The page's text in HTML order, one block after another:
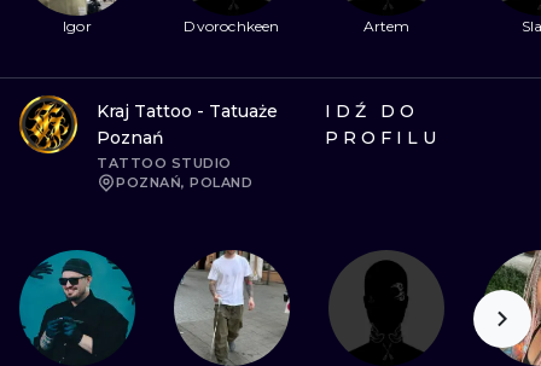
Igor Dvorochkeen Artem
Kraj Tattoo - Tatuaże
Poznań
TATTOO STUDIO
POZNAŃ, POLAND
IDŹ DO
PROFILU